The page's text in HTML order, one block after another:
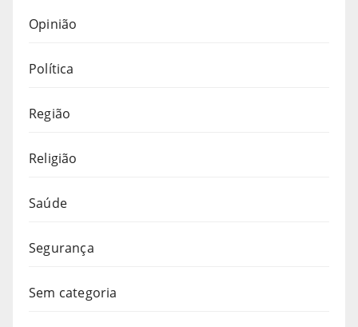
Opinião
Política
Região
Religião
Saúde
Segurança
Sem categoria